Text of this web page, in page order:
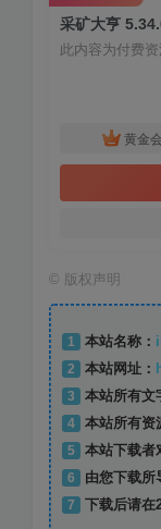
采矿大亨
此内容为付费
黄金
© 版权声明
1 本站名称：
2
本站网址：
3
本站所有文
4
本站所有资
5
本站下载者
6
由您下载所
7
下载后请